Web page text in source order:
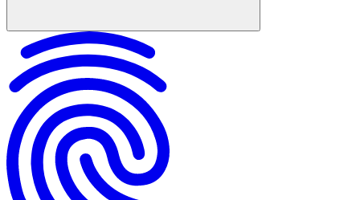
Kira Sözleşmesi Nedir?
Kira Sözleşmesi Hazırlarken Nelere Dikkat Edilmeli?
Kira Sözleşmesi İmzalarken Kiracının Bilmesi Gerekenler
Ev Sahibi İçin Kira Sözleşmesi Rehberi
Yaygın Kira Sözleşmesi Sorunları ve Çözümleri